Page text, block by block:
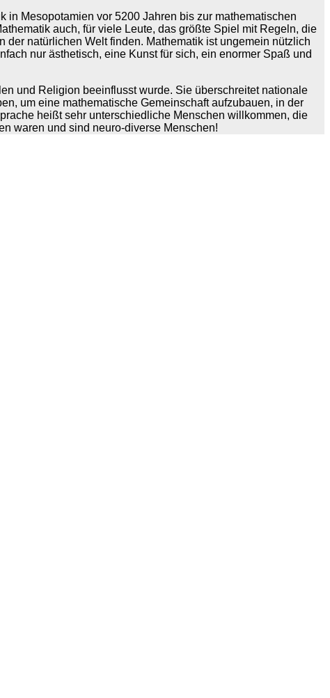
in Mesopotamien vor 5200 Jahren bis zur mathematischen
auch, für viele Leute, das größte Spiel mit Regeln, die
natürlichen Welt finden. Mathematik ist ungemein nützlich
nur ästhetisch, eine Kunst für sich, ein enormer Spaß und
und Religion beeinflusst wurde. Sie überschreitet nationale
um eine mathematische Gemeinschaft aufzubauen, in der
heißt sehr unterschiedliche Menschen willkommen, die
waren und sind neuro-diverse Menschen!